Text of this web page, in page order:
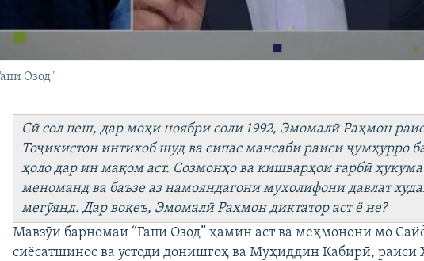
Озод"
Сӣ сол пеш, дар моҳи ноябри соли 1992, Эмомалӣ Раҳмон
Тоҷикистон интихоб шуд ва сипас мансаби раиси ҷумҳурро
ҳоло дар ин мақом аст. Созмонҳо ва кишварҳои ғарбӣ
меноманд ва баъзе аз намояндагони мухолифони давлат
мегӯянд. Дар воқеъ, Эмомалӣ Раҳмон диктатор аст ё не?
Мавзӯи барномаи “Гапи Озод” ҳамин аст ва меҳмонони мо
сиёсатшинос ва устоди донишгоҳ ва Муҳиддин Кабирӣ, раиси